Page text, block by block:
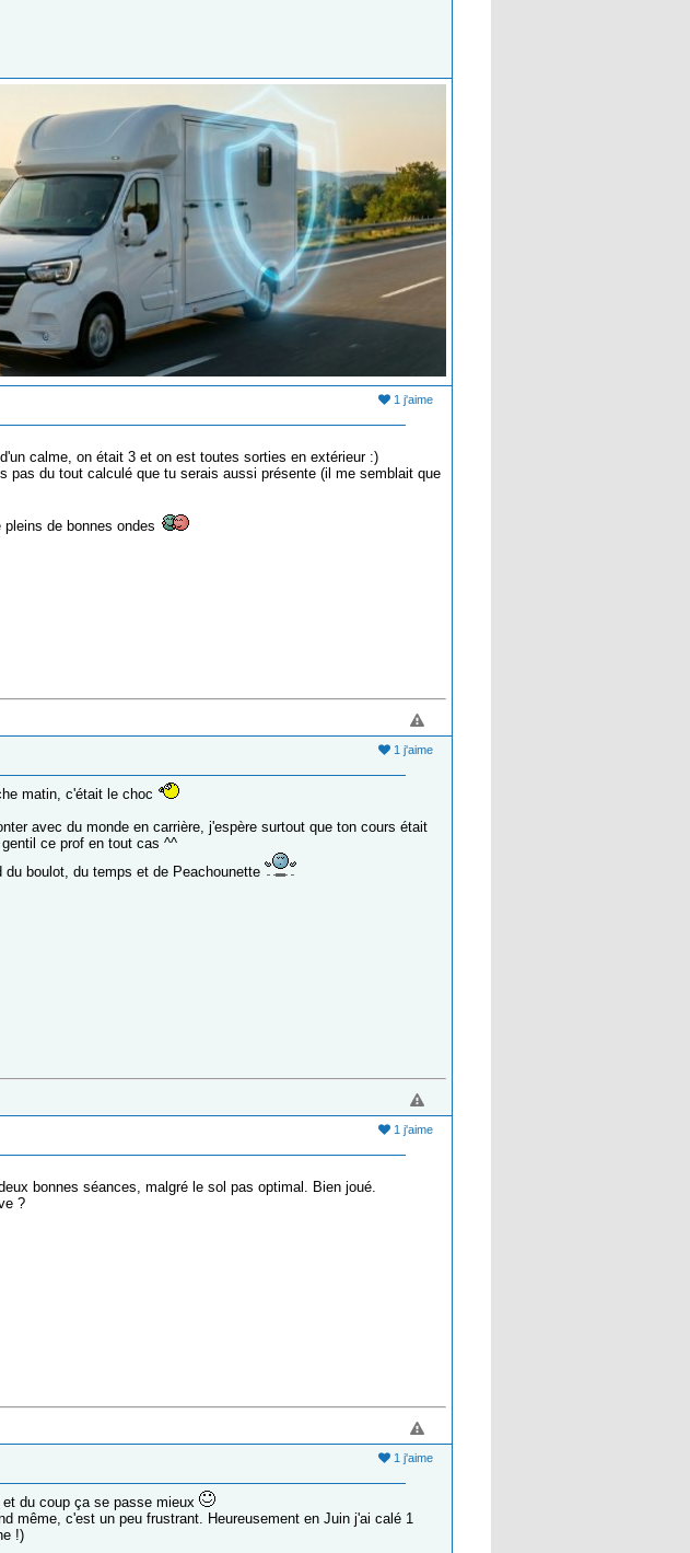
1 j'aime
calme, on était 3 et on est toutes sorties en extérieur :)
pas du tout calculé que tu serais aussi présente (il me semblait que
de bonnes ondes
1 j'aime
matin, c'était le choc
avec du monde en carrière, j'espère surtout que ton cours était
ce prof en tout cas ^^
boulot, du temps et de Peachounette
1 j'aime
bonnes séances, malgré le sol pas optimal. Bien joué.
?
1 j'aime
du coup ça se passe mieux
même, c'est un peu frustrant. Heureusement en Juin j'ai calé 1
!)